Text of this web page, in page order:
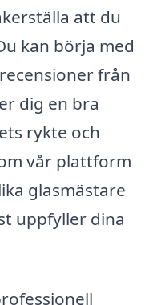
att du
kan börja med
från
dig en bra
rykte och
vår plattform
glasmästare
uppfyller dina